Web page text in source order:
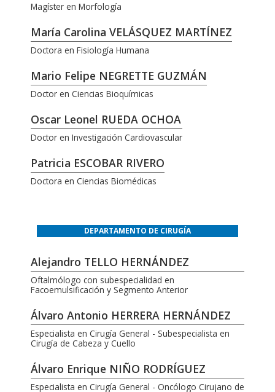
Magíster en Morfología
María Carolina VELÁSQUEZ MARTÍNEZ
Doctora en Fisiología Humana
Mario Felipe NEGRETTE GUZMÁN
Doctor en Ciencias Bioquímicas
Oscar Leonel RUEDA OCHOA
Doctor en Investigación Cardiovascular
Patricia ESCOBAR RIVERO
Doctora en Ciencias Biomédicas
DEPARTAMENTO DE CIRUGÍA
Alejandro TELLO HERNÁNDEZ
Oftalmólogo con subespecialidad en
Facoemulsificación y Segmento Anterior
Álvaro Antonio HERRERA HERNÁNDEZ
Especialista en Cirugía General - Subespecialista en
Cirugía de Cabeza y Cuello
Álvaro Enrique NIÑO RODRÍGUEZ
Especialista en Cirugía General - Oncólogo Cirujano de